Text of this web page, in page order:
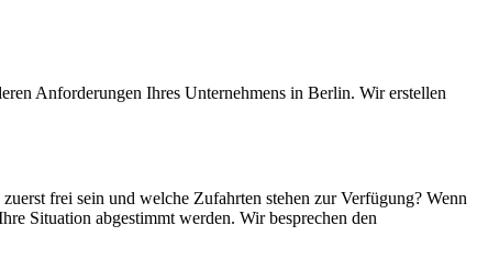
Anforderungen Ihres Unternehmens in Berlin. Wir erstellen
frei sein und welche Zufahrten stehen zur Verfügung? Wenn
Situation abgestimmt werden. Wir besprechen den